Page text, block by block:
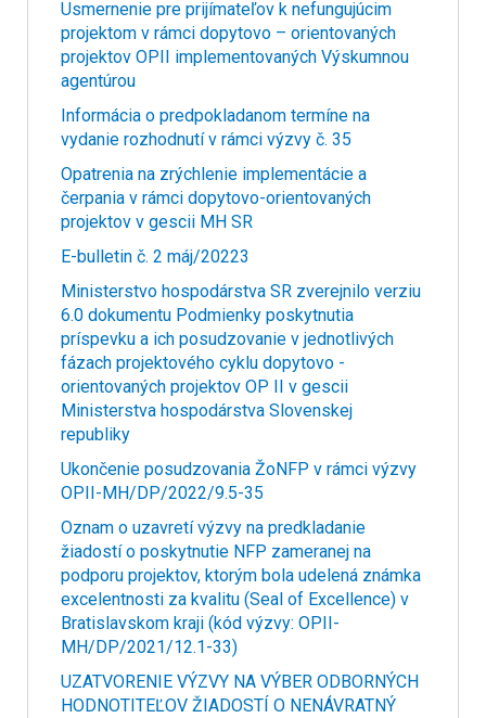
Usmernenie pre prijímateľov k nefungujúcim
projektom v rámci dopytovo – orientovaných
projektov OPII implementovaných Výskumnou
agentúrou
Informácia o predpokladanom termíne na
vydanie rozhodnutí v rámci výzvy č. 35
Opatrenia na zrýchlenie implementácie a
čerpania v rámci dopytovo-orientovaných
projektov v gescii MH SR
E-bulletin č. 2 máj/20223
Ministerstvo hospodárstva SR zverejnilo verziu
6.0 dokumentu Podmienky poskytnutia
príspevku a ich posudzovanie v jednotlivých
fázach projektového cyklu dopytovo -
orientovaných projektov OP II v gescii
Ministerstva hospodárstva Slovenskej
republiky
Ukončenie posudzovania ŽoNFP v rámci výzvy
OPII-MH/DP/2022/9.5-35
Oznam o uzavretí výzvy na predkladanie
žiadostí o poskytnutie NFP zameranej na
podporu projektov, ktorým bola udelená známka
excelentnosti za kvalitu (Seal of Excellence) v
Bratislavskom kraji (kód výzvy: OPII-
MH/DP/2021/12.1-33)
UZATVORENIE VÝZVY NA VÝBER ODBORNÝCH
HODNOTITEĽOV ŽIADOSTÍ O NENÁVRATNÝ